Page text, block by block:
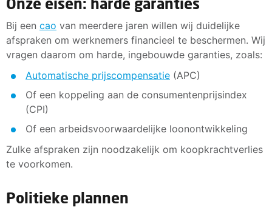
Bij een cao van meerdere jaren willen wij duidelijke
afspraken om werknemers financieel te beschermen. Wij
vragen daarom om harde, ingebouwde garanties, zoals:
Automatische prijscompensatie (APC)
Of een koppeling aan de consumentenprijsindex
(CPI)
Of een arbeidsvoorwaardelijke loonontwikkeling
Zulke afspraken zijn noodzakelijk om koopkrachtverlies
te voorkomen.
Politieke plannen